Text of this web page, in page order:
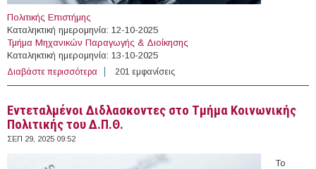
Πολιτικής Επιστήμης
Kαταληκτική ημερομηνία: 12-10-2025
Τμήμα Μηχανικών Παραγωγής & Διοίκησης
Kαταληκτική ημερομηνία: 13-10-2025
Διαβάστε περισσότερα για Εντεταλμένοι Διδάσκοντες σε 2 Τμήματα του Δ.Π.Θ.
201 εμφανίσεις
Εντεταλμένοι Διδλασκοντες στο Τμήμα Κοινωνικής
Πολιτικής του Δ.Π.Θ.
ΣΕΠ 29, 2025 09:52
Το